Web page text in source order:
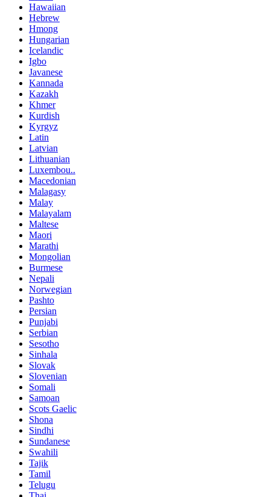
Hawaiian
Hebrew
Hmong
Hungarian
Icelandic
Igbo
Javanese
Kannada
Kazakh
Khmer
Kurdish
Kyrgyz
Latin
Latvian
Lithuanian
Luxembou..
Macedonian
Malagasy
Malay
Malayalam
Maltese
Maori
Marathi
Mongolian
Burmese
Nepali
Norwegian
Pashto
Persian
Punjabi
Serbian
Sesotho
Sinhala
Slovak
Slovenian
Somali
Samoan
Scots Gaelic
Shona
Sindhi
Sundanese
Swahili
Tajik
Tamil
Telugu